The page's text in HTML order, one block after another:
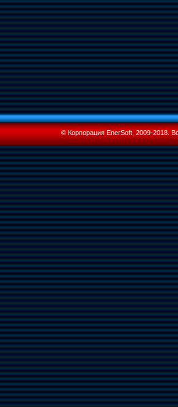
© Корпорация EnerSoft, 2009-2018.